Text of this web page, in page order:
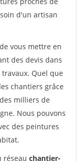
d'un artisan
vous mettre en
des devis dans
Quel que
chantiers grâce
milliers de
Nous pouvons
des peintures
réseau chantier-